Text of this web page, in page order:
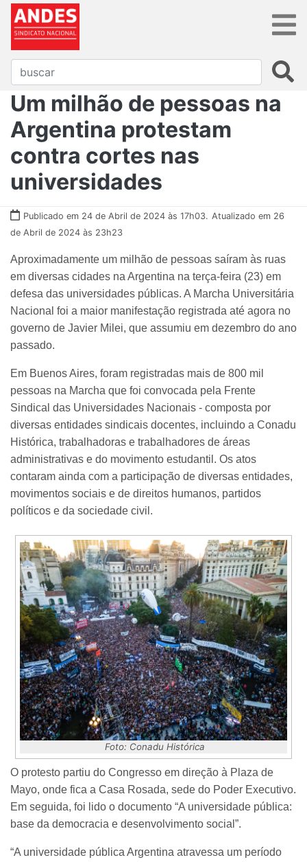
Um milhão de pessoas na
Argentina protestam
contra cortes nas
universidades
Publicado em 24 de Abril de 2024 às 17h03. Atualizado em 26
de Abril de 2024 às 23h23
Aproximadamente um milhão de pessoas saíram às ruas
em diversas cidades na Argentina na terça-feira (23) em
defesa das universidades públicas. A Marcha Universitária
Nacional foi a maior manifestação registrada até agora no
governo de Javier Milei, que assumiu em dezembro do ano
passado.
Em Buenos Aires, foram registradas mais de 800 mil
pessoas na Marcha que foi convocada pela Frente
Sindical das Universidades Nacionais - composta por
diversas entidades sindicais docentes, incluindo a Conadu
Histórica, trabalhadoras e trabalhadores de áreas
administrativas e do movimento estudantil. Os atos
contaram ainda com a participação de diversas entidades,
movimentos sociais e de direitos humanos, partidos
políticos e da sociedade civil.
Foto: Conadu Histórica
O protesto partiu do Congresso em direção à Plaza de
Mayo, onde fica a Casa Rosada, sede do Poder Executivo.
Em seguida, foi lido o documento “A universidade pública:
base da democracia e desenvolvimento social”.
“A universidade pública Argentina atravessa um período